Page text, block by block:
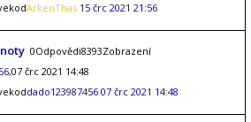
ArkenThas 15 črc 2021 21:56
0Odpovědi8393Zobrazení
,07 črc 2021 14:48
dado123987456 07 črc 2021 14:48